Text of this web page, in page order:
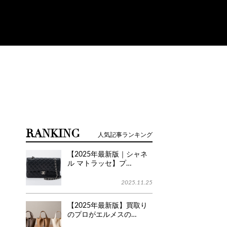
RANKING 人気記事ランキング
【2025年最新版｜シャネ
ル マトラッセ】プ…
2025.11.25
【2025年最新版】買取り
のプロがエルメスの…